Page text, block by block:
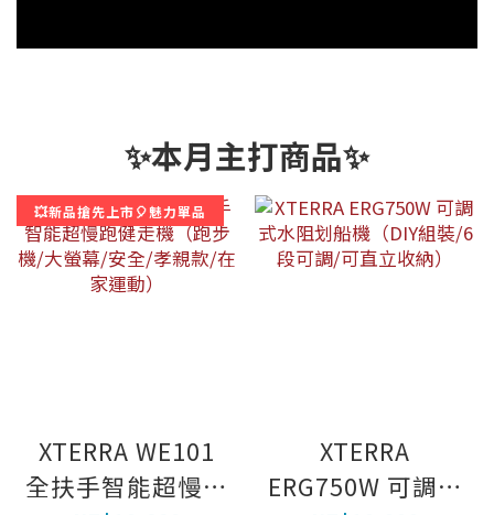
✨本月主打商品✨
💥新品搶先上市🎈魅力單品
XTERRA WE101
全扶手智能超慢跑
XTERRA
ERG750W 可調式